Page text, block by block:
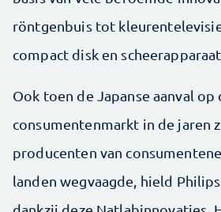
röntgenbuis tot
compact disk en
Ook toen de Japanse aanval op
consumentenmarkt in de jaren
producenten van
landen wegvaagde, hield